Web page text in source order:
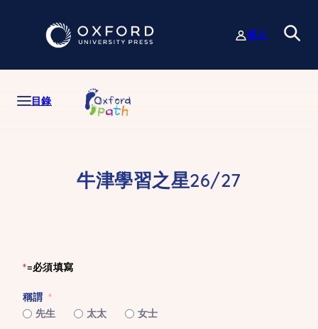
內
登入
目錄
牛津學習之星26/27
*=必須填寫
稱謂
先生
太太 女士